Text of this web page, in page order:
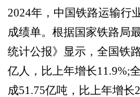
2024年，中国铁路运输行
成绩单。根据国家铁路局
统计公报》显示，全国铁
亿人，比上年增长11.9%;
成51.75亿吨，比上年增长